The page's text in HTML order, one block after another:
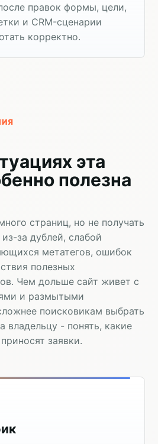
правок формы, цели,
и CRM-сценарии
корректно.
эта
полезна
страниц, но не получать
за дублей, слабой
метатегов, ошибок
полезных
Чем дольше сайт живет с
и размытыми
поисковикам выбрать
владельцу - понять, какие
заявки.